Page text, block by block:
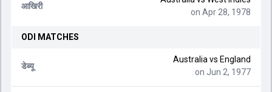
आखिरी
on Apr 28, 1978
ODI MATCHES
डेब्यू
Australia vs England
on Jun 2, 1977